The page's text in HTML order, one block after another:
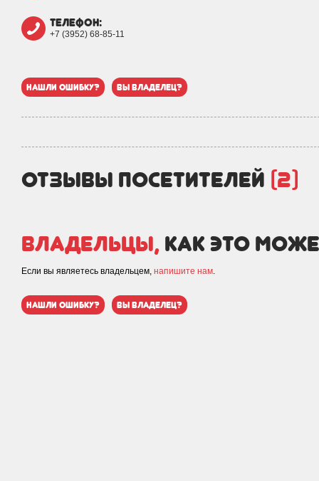
телефон:
+7 (3952) 68-85-11
нашли ошибку? вы владелец?
отзывы посетителей (2)
Владельцы, как это
Если вы являетесь владельцем, напишите нам.
нашли ошибку? вы владелец?